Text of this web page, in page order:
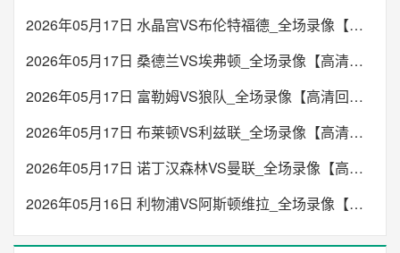
2026年05月17日 水晶宫VS布伦特福德_全场录像【高清回放】
2026年05月17日 桑德兰VS埃弗顿_全场录像【高清回放】
2026年05月17日 富勒姆VS狼队_全场录像【高清回放】
2026年05月17日 布莱顿VS利兹联_全场录像【高清回放】
2026年05月17日 诺丁汉森林VS曼联_全场录像【高清回放】
2026年05月16日 利物浦VS阿斯顿维拉_全场录像【高清回放】